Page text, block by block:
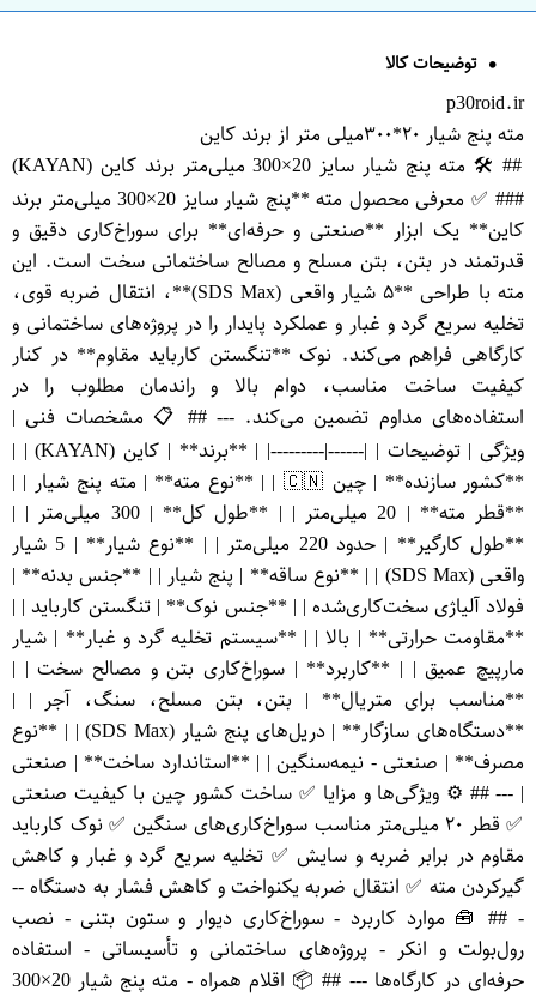
توضیحات کالا
p30roid.ir
مته پنج شیار ۲۰*۳۰۰میلی متر از برند کاین
## 🛠️ مته پنج شیار سایز 20×300 میلی‌متر برند کاین (KAYAN)
### ✅ معرفی محصول مته **پنج شیار سایز 20×300 میلی‌متر برند
کاین** یک ابزار **صنعتی و حرفه‌ای** برای سوراخ‌کاری دقیق و
قدرتمند در بتن، بتن مسلح و مصالح ساختمانی سخت است. این
مته با طراحی **۵ شیار واقعی (SDS Max)**، انتقال ضربه قوی،
تخلیه سریع گرد و غبار و عملکرد پایدار را در پروژه‌های ساختمانی و
کارگاهی فراهم می‌کند. نوک **تنگستن کارباید مقاوم** در کنار
کیفیت ساخت مناسب، دوام بالا و راندمان مطلوب را در
استفاده‌های مداوم تضمین می‌کند. --- ## 📋 مشخصات فنی |
ویژگی | توضیحات | |------|---------| | **برند** | کاین (KAYAN) | |
**کشور سازنده** | چین 🇨🇳 | | **نوع مته** | مته پنج شیار | |
**قطر مته** | 20 میلی‌متر | | **طول کل** | 300 میلی‌متر | |
**طول کارگیر** | حدود 220 میلی‌متر | | **نوع شیار** | 5 شیار
واقعی (SDS Max) | | **نوع ساقه** | پنج شیار | | **جنس بدنه** |
فولاد آلیاژی سخت‌کاری‌شده | | **جنس نوک** | تنگستن کارباید | |
**مقاومت حرارتی** | بالا | | **سیستم تخلیه گرد و غبار** | شیار
مارپیچ عمیق | | **کاربرد** | سوراخ‌کاری بتن و مصالح سخت | |
**مناسب برای متریال** | بتن، بتن مسلح، سنگ، آجر | |
**دستگاه‌های سازگار** | دریل‌های پنج شیار (SDS Max) | | **نوع
مصرف** | صنعتی - نیمه‌سنگین | | **استاندارد ساخت** | صنعتی
| --- ## ⚙️ ویژگی‌ها و مزایا ✅ ساخت کشور چین با کیفیت صنعتی
✅ قطر ۲۰ میلی‌متر مناسب سوراخ‌کاری‌های سنگین ✅ نوک کارباید
مقاوم در برابر ضربه و سایش ✅ تخلیه سریع گرد و غبار و کاهش
گیرکردن مته ✅ انتقال ضربه یکنواخت و کاهش فشار به دستگاه --
- ## 🧰 موارد کاربرد - سوراخ‌کاری دیوار و ستون بتنی - نصب
رول‌بولت و انکر - پروژه‌های ساختمانی و تأسیساتی - استفاده
حرفه‌ای در کارگاه‌ها --- ## 📦 اقلام همراه - مته پنج شیار 20×300